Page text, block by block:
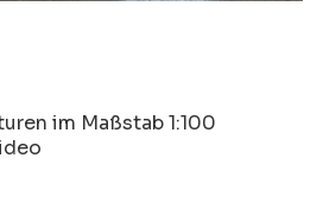
im Maßstab 1:100